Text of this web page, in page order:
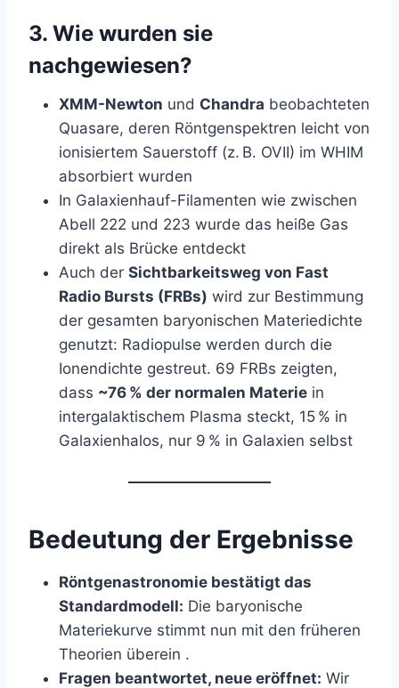
3. Wie wurden sie
nachgewiesen?
XMM-Newton und Chandra beobachteten
Quasare, deren Röntgenspektren leicht von
ionisiertem Sauerstoff (z. B. OVII) im WHIM
absorbiert wurden
In Galaxienhauf-Filamenten wie zwischen
Abell 222 und 223 wurde das heiße Gas
direkt als Brücke entdeckt
Auch der Sichtbarkeitsweg von Fast
Radio Bursts (FRBs) wird zur Bestimmung
der gesamten baryonischen Materiedichte
genutzt: Radiopulse werden durch die
Ionendichte gestreut. 69 FRBs zeigten,
dass ~76 % der normalen Materie in
intergalaktischem Plasma steckt, 15 % in
Galaxienhalos, nur 9 % in Galaxien selbst
Bedeutung der Ergebnisse
Röntgenastronomie bestätigt das
Standardmodell: Die baryonische
Materiekurve stimmt nun mit den früheren
Theorien überein .
Fragen beantwortet, neue eröffnet: Wir